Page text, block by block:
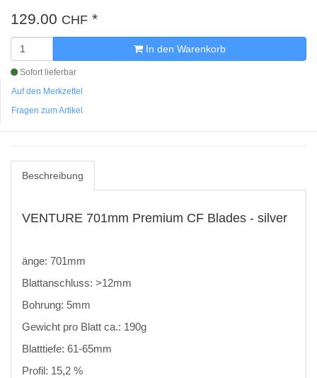
129.00 CHF *
In den Warenkorb
Sofort lieferbar
Auf den Merkzettel
Fragen zum Artikel
Beschreibung
VENTURE 701mm Premium CF Blades - silver
änge: 701mm
Blattanschluss: >12mm
Bohrung: 5mm
Gewicht pro Blatt ca.: 190g
Blatttiefe: 61-65mm
Profil: 15,2 %